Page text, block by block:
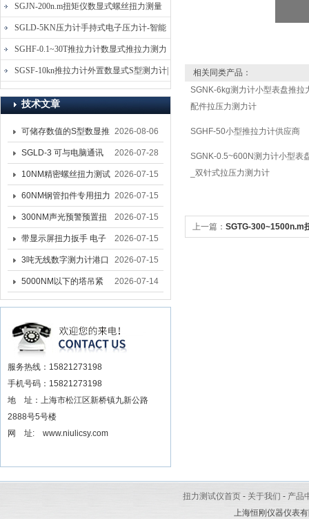
显式电动定扭力矩扳手
SGJN-200n.m扭矩仪数显式螺丝扭力测量
仪-螺栓扭力矩测试仪
SGLD-5KN压力计手持式电子压力计-智能
电子式压力测力计
SGHF-0.1~30T推拉力计数显式推拉力测力
计-数字拉压力双向测力仪
SGSF-10kn推拉力计外置数显式S型测力计|
手持连线式拉压力计
技术文章
可储存数值的S型数显推
拉力计 SGSF-100外置
式测力计
2026-08-06
SGLD-3 可与电脑通讯
的无线测力计 0.03-3T化
工行业用遥控式推拉力
计
2026-07-28
10NM精密螺丝扭力测试
专用扭矩扳手,产线质检
螺丝扭力专用扳手厂家
2026-07-15
60NM钢管扣件专用扭力
扳手 脚手架扭力检测扳
手 工地扣件扭矩扳手品
牌
2026-07-15
300NM声光预警预置扭
力扳手 工业紧固专用数
显扭力工具厂家
2026-07-15
带显示屏扭力扳手 电子
数显扭力扳手 20NM精
准可调力矩扳手品牌
2026-07-15
3吨无线数字测力计港口
吊装专用
2026-07-15
5000NM以下的塔吊紧
固大扭力电动扳手 塔机
安装电动扳手厂家
2026-07-14
服务热线：15821273198
手机号码：15821273198
地 址：上海市松江区新桥镇九新公路
2888号5号楼
网 址: www.niulicsy.com
相关同类产品：
SGNK-6kg测力计小型表盘推拉
配件拉压力测力计
SGHF-50小型推拉力计供应商
SGNK-0.5~600N测力计小型表
_双针式拉压力测力计
上一篇： SGTG-300~1500n.m
扭力测试仪首页 - 关于我们 - 产品
上海恒刚仪器仪表